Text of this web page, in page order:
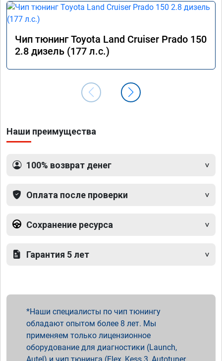
Чип тюнинг Toyota Land Cruiser Prado 150
2.8 дизель (177 л.с.)
Наши преимущества
100% возврат денег
Оплата после проверки
Сохранение ресурса
Гарантия 5 лет
Наши специалисты по чип тюнингу
обладают опытом более 8 лет. Мы
применяем только лицензионное
оборудование для диагностики (Launch,